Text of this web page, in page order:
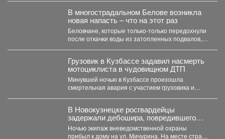
В многострадальном Белове возникла
новая напасть – что на этот раз
Беловчане, которые только-только передохнули
после откачки воды из затопленных подвалов,
Грузовик в Кузбассе задавил насмерть
мотоциклиста в чудовищном ДТП
Минувшей ночью в Кузбассе произошла
смертельная авария с участием грузовика и
В Новокузнецке росгвардейцы
задержали дебошира, повредившего
окно и дверь квартиры сожительницы
Ночью экипаж вневедомственной охраны
прибыл к дому на ул. Мичурина. На месте стражи